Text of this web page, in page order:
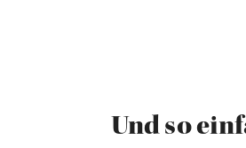
Und so